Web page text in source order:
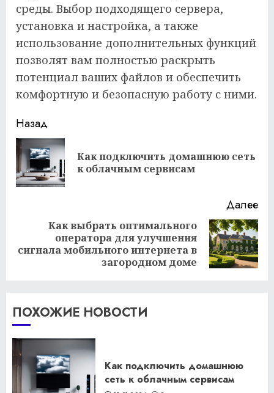
среды. Выбор подходящего сервера,
установка и настройка, а также
использование дополнительных функций
позволят вам полностью раскрыть
потенциал ваших файлов и обеспечить
комфортную и безопасную работу с ними.
Продолжить
чтение
Назад
Как подключить домашнюю сеть
к облачным сервисам
Далее
Следующая
запись:
Как выбрать оптимального
оператора для улучшения
сигнала мобильного интернета в
загородном доме
ПОХОЖИЕ НОВОСТИ
Как подключить домашнюю
сеть к облачным сервисам